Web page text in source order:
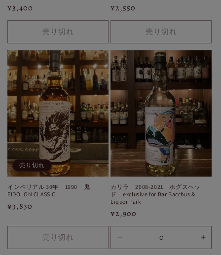
通
常
格
¥3,400
売り切れ
通
常
格
¥2,550
売り切れ
売り切れ
インペリアル 30年 1990 鬼
EIDOLON CLASSIC
通
価
¥3,830
売り切れ
カリラ 2008-2021 ホグスヘッ
ド exclusive for Bar Bacchus &
Liquor Park
通
常
価
格
¥2,900
30ml